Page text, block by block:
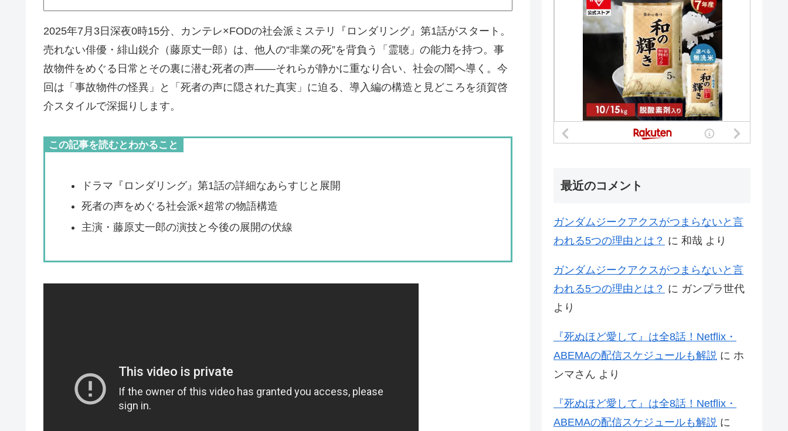
2025年7月3日深夜0時15分、カンテレ×FODの社会派ミステリ『ロンダリング』第1話がスタート。
売れない俳優・緋山鋭介（藤原丈一郎）は、他人の“非業の死”を背負う「霊聴」の能力を持つ。事
故物件をめぐる日常とその裏に潜む死者の声――それらが静かに重なり合い、社会の闇へ導く。今
回は「事故物件の怪異」と「死者の声に隠された真実」に迫る、導入編の構造と見どころを須賀啓
介スタイルで深掘りします。
この記事を読むとわかること
ドラマ『ロンダリング』第1話の詳細なあらすじと展開
死者の声をめぐる社会派×超常の物語構造
主演・藤原丈一郎の演技と今後の展開の伏線
最近のコメント
ガンダムジークアクスがつまらないと言
われる5つの理由とは？ に 和哉 より
ガンダムジークアクスがつまらないと言
われる5つの理由とは？ に ガンプラ世代
より
『死ぬほど愛して』は全8話！Netflix・
ABEMAの配信スケジュールも解説 に ホ
ンマさん より
『死ぬほど愛して』は全8話！Netflix・
ABEMAの配信スケジュールも解説 に